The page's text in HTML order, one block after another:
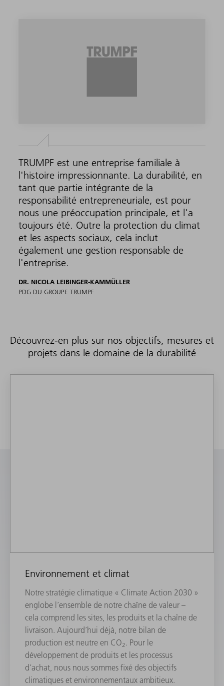
TRUMPF est une entreprise familiale à
l'histoire impressionnante. La durabilité, en
tant que partie intégrante de la
responsabilité entrepreneuriale, est pour
nous une préoccupation principale, et l'a
toujours été. Outre la protection du climat
et les aspects sociaux, cela inclut
également une gestion responsable de
l'entreprise.
DR. NICOLA LEIBINGER-KAMMÜLLER
PDG DU GROUPE TRUMPF
Découvrez-en plus sur nos objectifs, mesures et
projets dans le domaine de la durabilité
Environnement et climat
Notre stratégie climatique « Climate Action 2030 »
englobe l’ensemble de notre chaîne de valeur –
cela comprend les sites, les produits et la chaîne de
livraison. Aujourd’hui déjà, notre bilan de
production est neutre en CO2. Pour le
développement de produits et les processus
d’achat, nous nous sommes fixé des objectifs
climatiques et environnementaux ambitieux.